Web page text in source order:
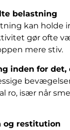
belastning
kan holde
gør ofte
mere stiv.
inden for det,
ro, især når
og restitution